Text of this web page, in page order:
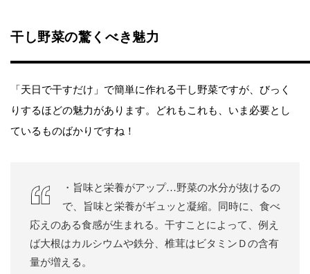
干し野菜の驚くべき魅力
「天日で干すだけ」で簡単に作れる干し野菜ですが、びっく
りするほどの魅力があります。どれもこれも、いま必要とし
ているものばかりですね！
・旨味と栄養がアップ…野菜の水分が抜けるの
で、旨味と栄養がギュッと凝縮。同時に、食べ
応えのある食感が生まれる。干すことによって、例え
ば大根はカルシウムや鉄分、椎茸はビタミンＤの含有
量が増える。